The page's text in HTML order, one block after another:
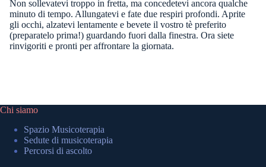
Non sollevatevi troppo in fretta, ma concedetevi ancora qualche
minuto di tempo. Allungatevi e fate due respiri profondi. Aprite
gli occhi, alzatevi lentamente e bevete il vostro tè preferito
(preparatelo prima!) guardando fuori dalla finestra. Ora siete
rinvigoriti e pronti per affrontare la giornata.
Chi siamo
Spazio Musicoterapia
Sedute di musicoterapia
Percorsi di ascolto